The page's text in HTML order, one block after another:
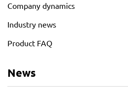
Company dynamics
Industry news
Product FAQ
News